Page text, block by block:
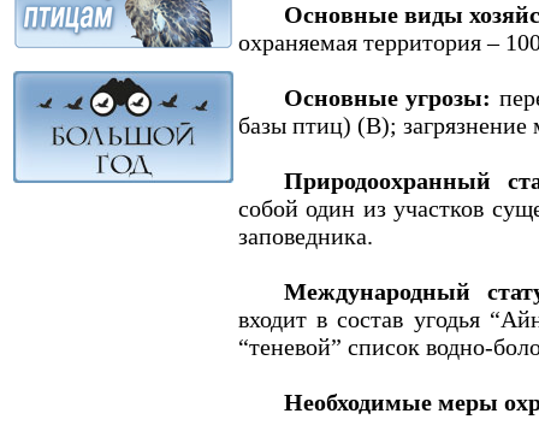
Основные виды
охраняемая территория –
Основные угрозы:
базы птиц) (В);
Природоохранный
собой один из участков
заповедника.
Международный
входит в состав угодья
“теневой” список водно-
Необходимые меры